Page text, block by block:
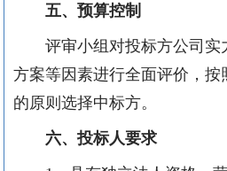
五、 预算控制
评审小组对投标方公司实
方案等因素进行全面评价，
的原则选择中标方。
六、投标人要求